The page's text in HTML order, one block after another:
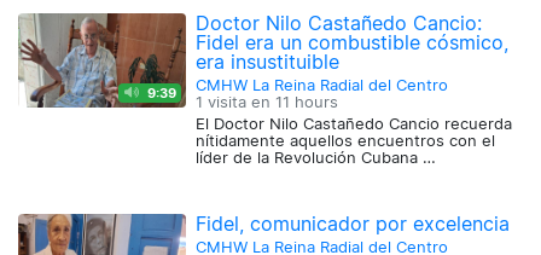
9:39
Doctor Nilo Castañedo Cancio:
Fidel era un combustible cósmico,
era insustituible
CMHW La Reina Radial del Centro
1 visita en 11 hours
El Doctor Nilo Castañedo Cancio recuerda
nítidamente aquellos encuentros con el
líder de la Revolución Cubana …
Fidel, comunicador por excelencia
CMHW La Reina Radial del Centro